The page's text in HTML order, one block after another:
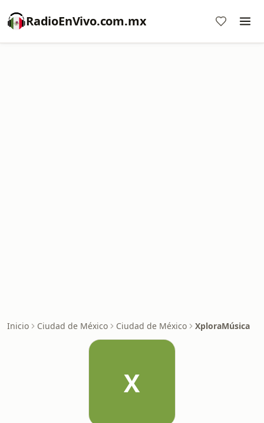
RadioEnVivo.com.mx
Inicio Ciudad de México Ciudad de México XploraMúsica
X